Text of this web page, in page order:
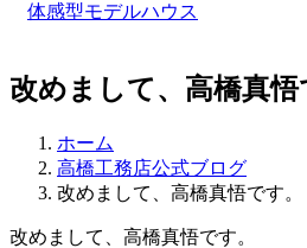
体感型モデルハウス
改めまして、高橋真悟
ホーム
高橋工務店公式ブログ
改めまして、高橋真悟です。
改めまして、高橋真悟です。